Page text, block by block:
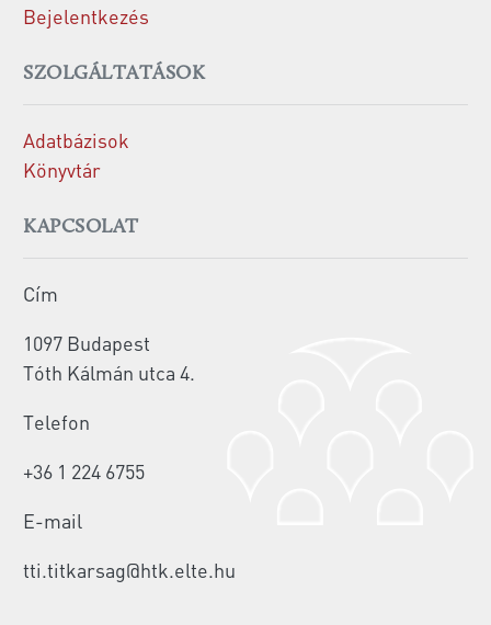
Bejelentkezés
SZOLGÁLTATÁSOK
Adatbázisok
Könyvtár
KAPCSOLAT
Cím
1097 Budapest
Tóth Kálmán utca 4.
Telefon
+36 1 224 6755
E-mail
tti.titkarsag@htk.elte.hu